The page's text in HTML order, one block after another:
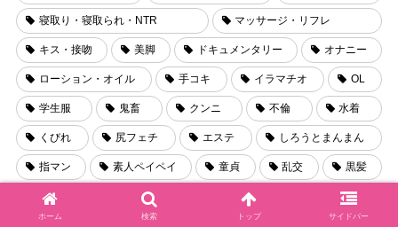
寝取り・寝取られ・NTR マッサージ・リフレ
キス・接吻 美脚 ドキュメンタリー オナニー
ローション・オイル 手コキ イラマチオ OL
学生服 鬼畜 クンニ 不倫 水着
くびれ 尻フェチ エステ しろうとまんまん
指マン 素人ペイペイ 童貞 乱交 黒髪
ホーム 検索 トップ サイドバー